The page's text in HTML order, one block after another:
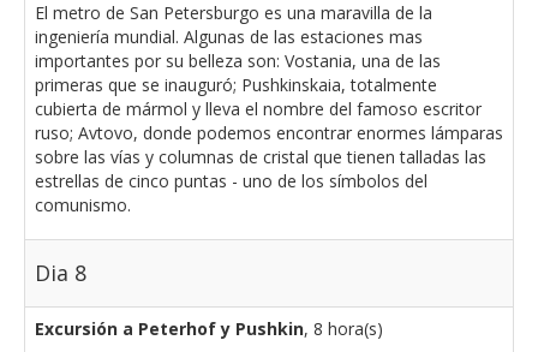
El metro de San Petersburgo es una maravilla de la
ingeniería mundial. Algunas de las estaciones mas
importantes por su belleza son: Vostania, una de las
primeras que se inauguró; Pushkinskaia, totalmente
cubierta de mármol y lleva el nombre del famoso escritor
ruso; Avtovo, donde podemos encontrar enormes lámparas
sobre las vías y columnas de cristal que tienen talladas las
estrellas de cinco puntas - uno de los símbolos del
comunismo.
Dia 8
Excursión a Peterhof y Pushkin, 8 hora(s)